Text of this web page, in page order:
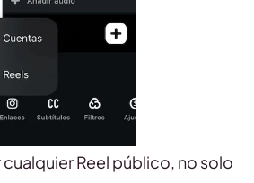
Reel público, no solo